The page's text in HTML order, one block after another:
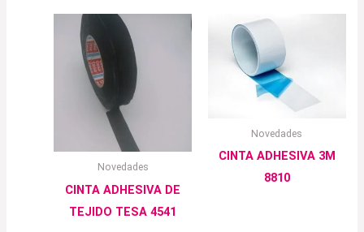
Novedades
CINTA ADHESIVA DE
TEJIDO TESA 4541
Novedades
CINTA ADHESIVA 3M
8810